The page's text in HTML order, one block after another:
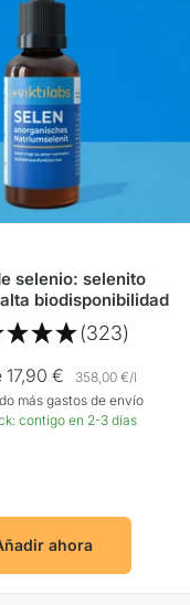
selenio: selenito
biodisponibilidad
(323)
17,90 € 358,00 €/l
más gastos de envío
contigo en 2-3 días
ahora